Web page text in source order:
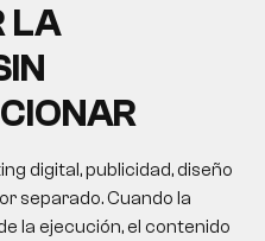
LA
digital, publicidad, diseño
separado. Cuando la
la ejecución, el contenido